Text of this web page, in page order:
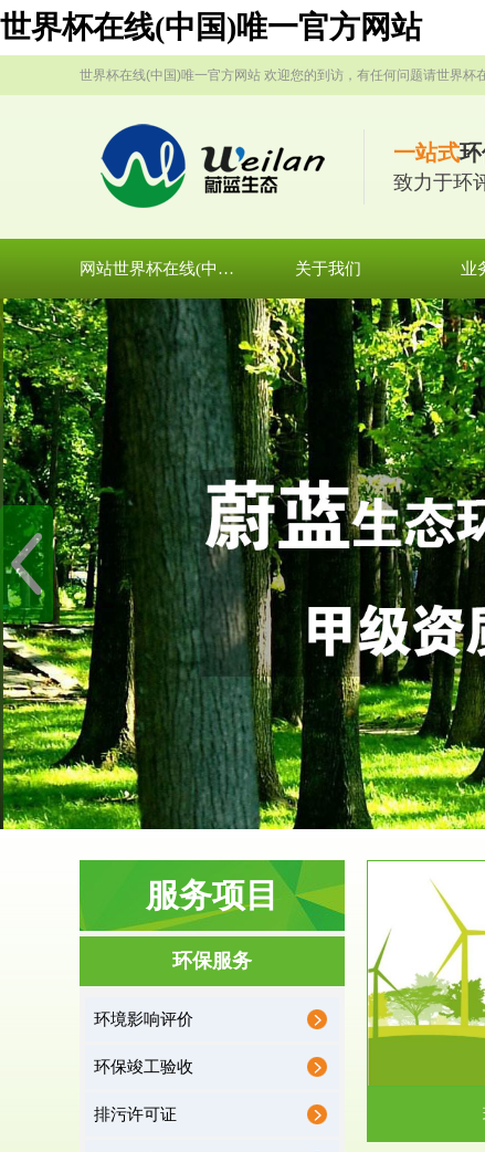
世界杯在线(中国)唯一官方网站
世界杯在线(中国)唯一官方网站 欢迎您的到访，有任何问题请世界杯
一站式
致力于环
网站世界杯在线(中国)唯一官方网站 关于我们 业
服务项目
环保服务
环境影响评价
环保竣工验收
排污许可证
服务范围
环境影响评价
据《中华人民共和国环境保护法》第十九条 编制
有关开发利用规划，建...
根据《建设